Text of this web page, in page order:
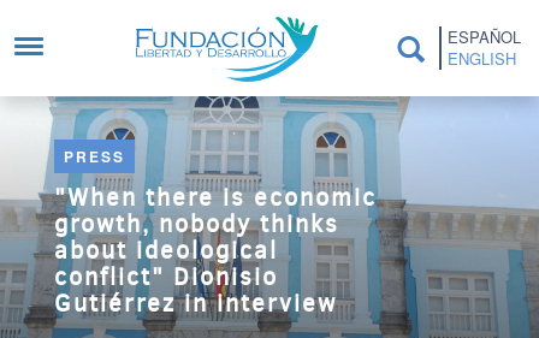
ESPAÑOL
ENGLISH
PRESS
"When there is economic
growth, nobody thinks
about ideological
conflict" Dionisio
Gutiérrez in interview